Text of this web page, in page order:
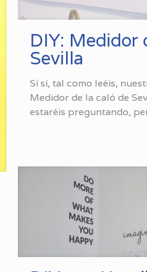
DIY: Medidor
Sevilla
Sí sí, tal como leéis,
Medidor de la caló de
estaréis preguntando,